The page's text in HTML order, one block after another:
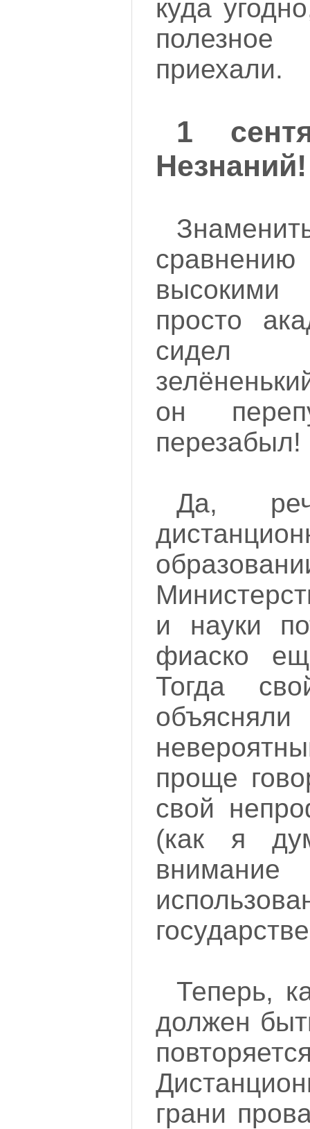
куда
приехали.
1
Незнаний!
высокими
просто
сидел
он
перезабыл!
Да,
и науки
фиаско
Тогда
проще
свой
(как я
внимание
Теперь,
должен
грани